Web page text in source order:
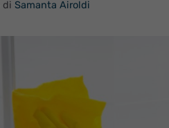
di Samanta Airoldi